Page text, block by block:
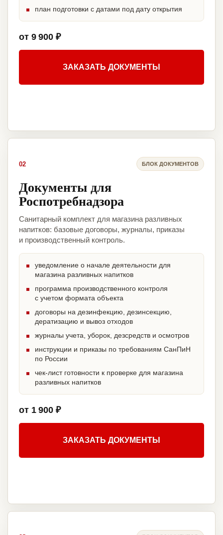
план подготовки с датами под дату открытия
от 9 900 ₽
ЗАКАЗАТЬ ДОКУМЕНТЫ
02 БЛОК ДОКУМЕНТОВ
Документы для
Роспотребнадзора
Санитарный комплект для магазина разливных
напитков: базовые договоры, журналы, приказы
и производственный контроль.
уведомление о начале деятельности для
магазина разливных напитков
программа производственного контроля
с учетом формата объекта
договоры на дезинфекцию, дезинсекцию,
дератизацию и вывоз отходов
журналы учета, уборок, дезсредств и осмотров
инструкции и приказы по требованиям СанПиН
по России
чек-лист готовности к проверке для магазина
разливных напитков
от 1 900 ₽
ЗАКАЗАТЬ ДОКУМЕНТЫ